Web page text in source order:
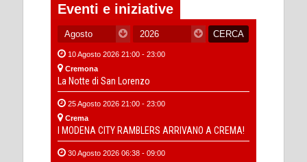
Eventi e iniziative
10 Agosto 2026 21:00 - 23:00
Cremona
La Notte di San Lorenzo
25 Agosto 2026 21:00 - 23:00
Crema
I MODENA CITY RAMBLERS ARRIVANO A CREMA!
30 Agosto 2026 06:38 - 09:00